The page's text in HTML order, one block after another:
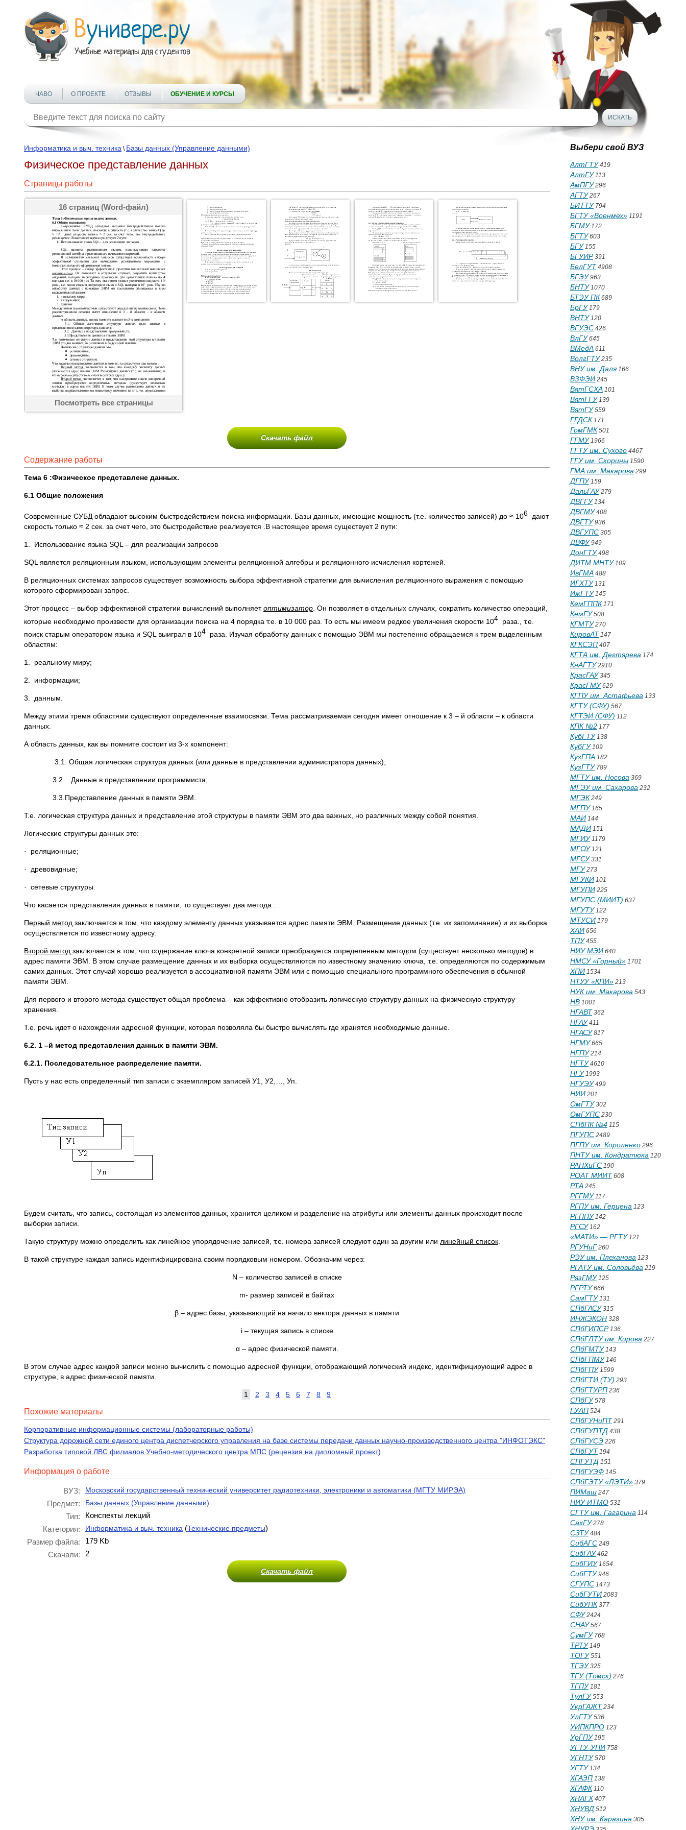
ЧАВО О ПРОЕКТЕ ОТЗЫВЫ ОБУЧЕНИЕ И КУРСЫ
Информатика и выч. техника \ Базы данных (Управление данными)
Физическое представление данных
Страницы работы
16 страниц (Word-файл)
Посмотреть все страницы
Скачать файл
Содержание работы
Тема 6 :Физическое представлене данных.
6.1 Общие положения
Современные СУБД обладают высоким быстродействием поиска информации. Базы данных, имеющие мощность (т.е. количество записей) до ≈ 106 дают
скорость только ≈ 2 сек. за счет чего, это быстродействие реализуется .В настоящее время существует 2 пути:
1. Использование языка SQL – для реализации запросов
SQL является реляционным языком, использующим элементы реляционной алгебры и реляционного исчисления кортежей.
В реляционных системах запросов существует возможность выбора эффективной стратегии для вычисления реляционного выражения с помощью
которого сформирован запрос.
Этот процесс – выбор эффективной стратегии вычислений выполняетоптимизатор . Он позволяет в отдельных случаях, сократить количество операций,
которые необходимо произвести для организации поиска на 4 порядка т.е. в 10 000 раз. То есть мы имеем редкое увеличения скорости 104 раза., т.е.
поиск старым оператором языка и SQL выиграл в 104 раза. Изучая обработку данных с помощью ЭВМ мы постепенно обращаемся к трем выделенным
областям:
1. реальному миру;
2. информации;
3. данным.
Между этими тремя областями существуют определенные взаимосвязи. Тема рассматриваемая сегодня имеет отношение к 3 – й области – к области
данных.
А область данных, как вы помните состоит из 3-х компонент:
3.1. Общая логическая структура данных (или данные в представлении администратора данных);
3.2. Данные в представлении программиста;
3.3.Представление данных в памяти ЭВМ.
Т.е. логическая структура данных и представление этой структуры в памяти ЭВМ это два важных, но различных между собой понятия.
Логические структуры данных это:
· реляционные;
· древовидные;
· сетевые структуры.
Что касается представления данных в памяти, то существует два метода :
Первый метод заключается в том, что каждому элементу данных указывается адрес памяти ЭВМ. Размещение данных (т.е. их запоминание) и их выборка
осуществляется по известному адресу.
Второй метод заключается в том, что содержание ключа конкретной записи преобразуется определенным методом (существует несколько методов) в
адрес памяти ЭВМ. В этом случае размещение данных и их выборка осуществляются по известному значению ключа, т.е. определяются по содержимым
самих данных. Этот случай хорошо реализуется в ассоциативной памяти ЭВМ или с помощью специального программного обеспечения в обычной
памяти ЭВМ.
Для первого и второго метода существует общая проблема – как эффективно отобразить логическую структуру данных на физическую структуру
хранения.
Т.е. речь идет о нахождении адресной функции, которая позволяла бы быстро вычислять где хранятся необходимые данные.
6.2. 1 –й метод представления данных в памяти ЭВМ.
6.2.1. Последовательное распределение памяти.
Пусть у нас есть определенный тип записи с экземпляром записей У1, У2,…, Уп.
Будем считать, что запись, состоящая из элементов данных, хранится целиком и разделение на атрибуты или элементы данных происходит после
выборки записи.
Такую структуру можно определить как линейное упорядочение записей, т.е. номера записей следуют один за другим или линейный список
В такой структуре каждая запись идентифицирована своим порядковым номером. Обозначим через:
N – количество записей в списке
m- размер записей в байтах
β – адрес базы, указывающий на начало вектора данных в памяти
i – текущая запись в списке
α – адрес физической памяти.
В этом случае адрес каждой записи можно вычислить с помощью адресной функции, отображающий логический индекс, идентифицирующий адрес в
структуре, в адрес физической памяти.
1 2 3 4 5 6 7 8 9
Похожие материалы
Корпоративные информационные системы (лабораторные работы)
Структура дорожной сети единого центра диспетчерского управления на базе системы передачи данных научно-производственного центра "ИНФОТЭКС"
Разработка типовой ЛВС филиалов Учебно-методического центра МПС (рецензия на дипломный проект)
Информация о работе
ВУЗ: Московский государственный технический университет радиотехники, электроники и автоматики (МГТУ МИРЭА)
Предмет: Базы данных (Управление данными)
Тип:
Конспекты лекций
Категория:
Информатика и выч. техника (Технические предметы)
Размер файла:
179 Kb
Скачали:
2
Скачать файл
Выбери свой ВУЗ
АлтГТУ419
АлтГУ113
АмПГУ296
АГТУ267
БИТТУ794
БГТУ «Военмех» 1191
БГМУ172
БГТУ603
БГУ155
БГУИР391
БелГУТ 4908
БГЭУ963
БНТУ1070
БТЭУ ПК 689
БрГУ179
ВНТУ120
ВГУЭС 426
ВлГУ645
ВМедА 611
ВолгГТУ235
ВНУ им. Даля166
ВЗФЭИ 245
ВятГСХА 101
ВятГГУ139
ВятГУ559
ГГДСК 171
ГомГМК 501
ГГМУ1966
ГГТУ им. Сухого 4467
ГГУ им. Скорины 1590
ГМА им. Макарова 299
ДГПУ159
ДальГАУ279
ДВГГУ134
ДВГМУ408
ДВГТУ936
ДВГУПС 305
ДВФУ949
ДонГТУ498
ДИТМ МНТУ109
ИвГМА 488
ИГХТУ131
ИжГТУ145
КемГППК 171
КемГУ508
КГМТУ270
КировАТ 147
КГКСЭП 407
КГТА им. Дегтярева 174
КнАГТУ2910
КрасГАУ345
КрасГМУ629
КГПУ им. Астафьева 133
КГТУ (СФУ) 567
КГТЭИ (СФУ) 112
КПК №2 177
КубГТУ138
КубГУ109
КузГПА 182
КузГТУ789
МГТУ им. Носова 369
МГЭУ им. Сахарова 232
МГЭК 249
МГПУ165
МАИ 144
МАДИ 151
МГИУ1179
МГОУ121
МГСУ331
МГУ273
МГУКИ 101
МГУПИ 225
МГУПС (МИИТ) 637
МГУТУ122
МТУСИ 179
ХАИ 656
ТПУ455
НИУ МЭИ 640
НМСУ «Горный» 1701
ХПИ 1534
НТУУ «КПИ» 213
НУК им. Макарова 543
НВ 1001
НГАВТ 362
НГАУ411
НГАСУ817
НГМУ665
НГПУ214
НГТУ4610
НГУ1993
НГУЭУ499
НИИ 201
ОмГТУ302
ОмГУПС 230
СПбПК №4 115
ПГУПС 2489
ПГПУ им. Короленко 296
ПНТУ им. Кондратюка 120
РАНХиГС 190
РОАТ МИИТ 608
РТА 245
РГГМУ117
РГПУ им. Герцена 123
РГППУ142
РГСУ162
«МАТИ» — РГТУ121
РГУНиГ 260
РЭУ им. Плеханова 123
РГАТУ им. Соловьёва 219
РязГМУ125
РГРТУ666
СамГТУ131
СПбГАСУ315
ИНЖЭКОН 328
СПбГИПСР136
СПбГЛТУ им. Кирова 227
СПбГМТУ143
СПбГПМУ146
СПбГПУ1599
СПбГТИ (ТУ) 293
СПбГТУРП 236
СПбГУ578
ГУАП 524
СПбГУНиПТ 291
СПбГУПТД 438
СПбГУСЭ 226
СПбГУТ 194
СПГУТД 151
СПбГУЭФ 145
СПбГЭТУ «ЛЭТИ» 379
ПИМаш 247
НИУ ИТМО 531
СГТУ им. Гагарина 114
СахГУ278
СЗТУ484
СибАГС 249
СибГАУ462
СибГИУ1654
СибГТУ946
СГУПС 1473
СибГУТИ 2083
СибУПК 377
СФУ2424
СНАУ567
СумГУ768
ТРТУ149
ТОГУ551
ТГЭУ325
ТГУ (Томск) 276
ТГПУ181
ТулГУ553
УкрГАЖТ 234
УлГТУ536
УИПКПРО 123
УрГПУ195
УГТУ-УПИ 758
УГНТУ570
УГТУ134
ХГАЭП 138
ХГАФК 110
ХНАГХ 407
ХНУВД 512
ХНУ им. Каразина 305